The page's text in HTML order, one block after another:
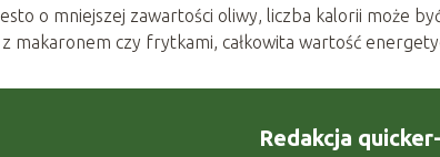
o mniejszej zawartości oliwy, liczba kalorii może
makaronem czy frytkami, całkowita wartość
Redakcja